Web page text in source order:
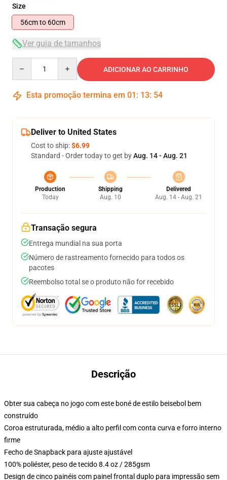
Size
56cm to 60cm
Ver guia de tamanhos
ADICIONAR AO CARRINHO
Esta promoção termina em 01 : 13: 54
Deliver to United States
Cost to ship:$6.99
Standard - Order today to get byAug. 14 - Aug. 21
Production
Today
Shipping
Aug. 10
Delivered
Aug. 14 - Aug. 21
Transação segura
Entrega mundial na sua porta
Número de rastreamento fornecido para todos os
pacotes
Reembolso total se o produto não for recebido
Descrição
Obter sua cabeça no jogo com este boné de estilo beisebol bem
construído
Coroa estruturada, médio a alto perfil com conta curva e forro interno
firme
Fecho de Snapback para ajuste ajustável
100% poliéster, peso de tecido 8.4 oz / 285gsm
Design de cinco painéis com painel frontal duplo para impressão sem